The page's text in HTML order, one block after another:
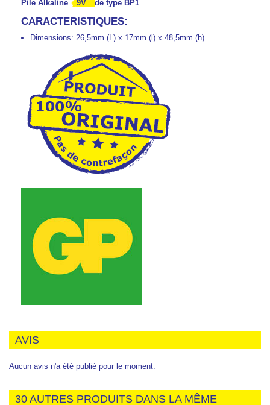
Pile Alkaline 9V de type BP1
CARACTERISTIQUES:
Dimensions: 26,5mm (L) x 17mm (l) x 48,5mm (h)
AVIS
Aucun avis n'a été publié pour le moment.
30 AUTRES PRODUITS DANS LA MÊME